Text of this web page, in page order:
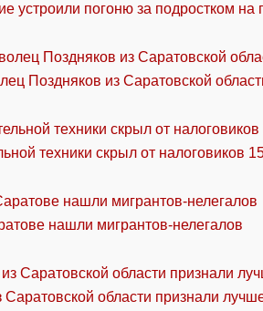
устроили погоню за подростком на
Поздняков из Саратовской
техники скрыл от налоговиков
нашли мигрантов-нелегалов
области признали